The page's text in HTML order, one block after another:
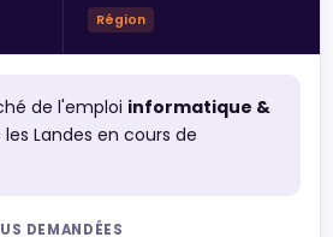
Région
de l'emploi informatique &
les Landes en cours de
DEMANDÉES